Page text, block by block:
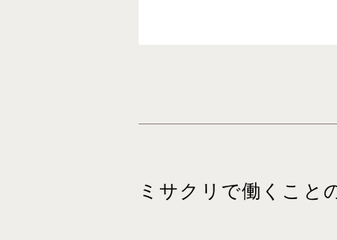
ミサクリで働くこと